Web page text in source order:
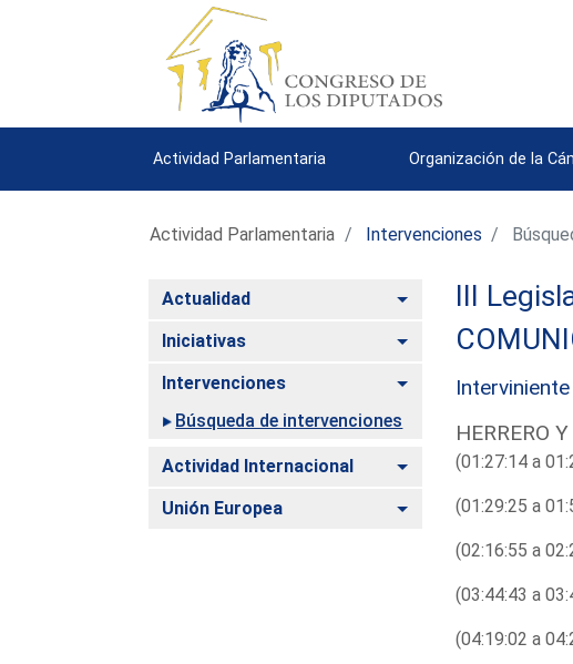
Actividad Parlamentaria Organización de la
Actividad Parlamentaria Intervenciones
Actualidad Alternar
Iniciativas Alternar
Intervenciones
Alternar
Búsqueda de intervenciones
Actividad Internacional Alternar
Unión Europea Alternar
III
Interviniente
HERRERO
(01:27:14 a
(01:29:25 a
(02:16:55 a
(03:44:43 a
(04:19:02 a